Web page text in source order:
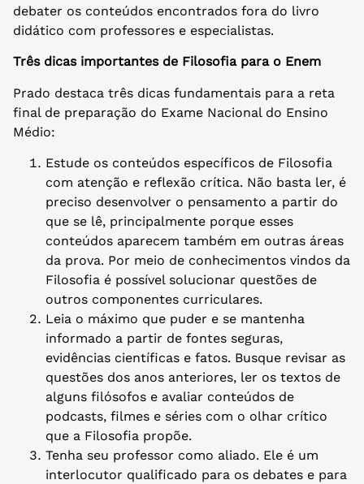
debater os conteúdos encontrados fora do livro
didático com professores e especialistas.
Três dicas importantes de Filosofia para o Enem
Prado destaca três dicas fundamentais para a reta
final de preparação do Exame Nacional do Ensino
Médio:
Estude os conteúdos específicos de Filosofia
com atenção e reflexão crítica. Não basta ler, é
preciso desenvolver o pensamento a partir do
que se lê, principalmente porque esses
conteúdos aparecem também em outras áreas
da prova. Por meio de conhecimentos vindos da
Filosofia é possível solucionar questões de
outros componentes curriculares.
Leia o máximo que puder e se mantenha
informado a partir de fontes seguras,
evidências científicas e fatos. Busque revisar as
questões dos anos anteriores, ler os textos de
alguns filósofos e avaliar conteúdos de
podcasts, filmes e séries com o olhar crítico
que a Filosofia propõe.
Tenha seu professor como aliado. Ele é um
interlocutor qualificado para os debates e para